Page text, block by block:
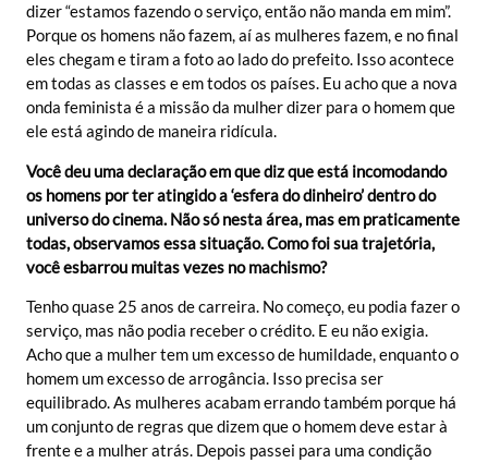
dizer “estamos fazendo o serviço, então não manda em mim”.
Porque os homens não fazem, aí as mulheres fazem, e no final
eles chegam e tiram a foto ao lado do prefeito. Isso acontece
em todas as classes e em todos os países. Eu acho que a nova
onda feminista é a missão da mulher dizer para o homem que
ele está agindo de maneira ridícula.
Você deu uma declaração em que diz que está incomodando
os homens por ter atingido a ‘esfera do dinheiro’ dentro do
universo do cinema. Não só nesta área, mas em praticamente
todas, observamos essa situação. Como foi sua trajetória,
você esbarrou muitas vezes no machismo?
Tenho quase 25 anos de carreira. No começo, eu podia fazer o
serviço, mas não podia receber o crédito. E eu não exigia.
Acho que a mulher tem um excesso de humildade, enquanto o
homem um excesso de arrogância. Isso precisa ser
equilibrado. As mulheres acabam errando também porque há
um conjunto de regras que dizem que o homem deve estar à
frente e a mulher atrás. Depois passei para uma condição